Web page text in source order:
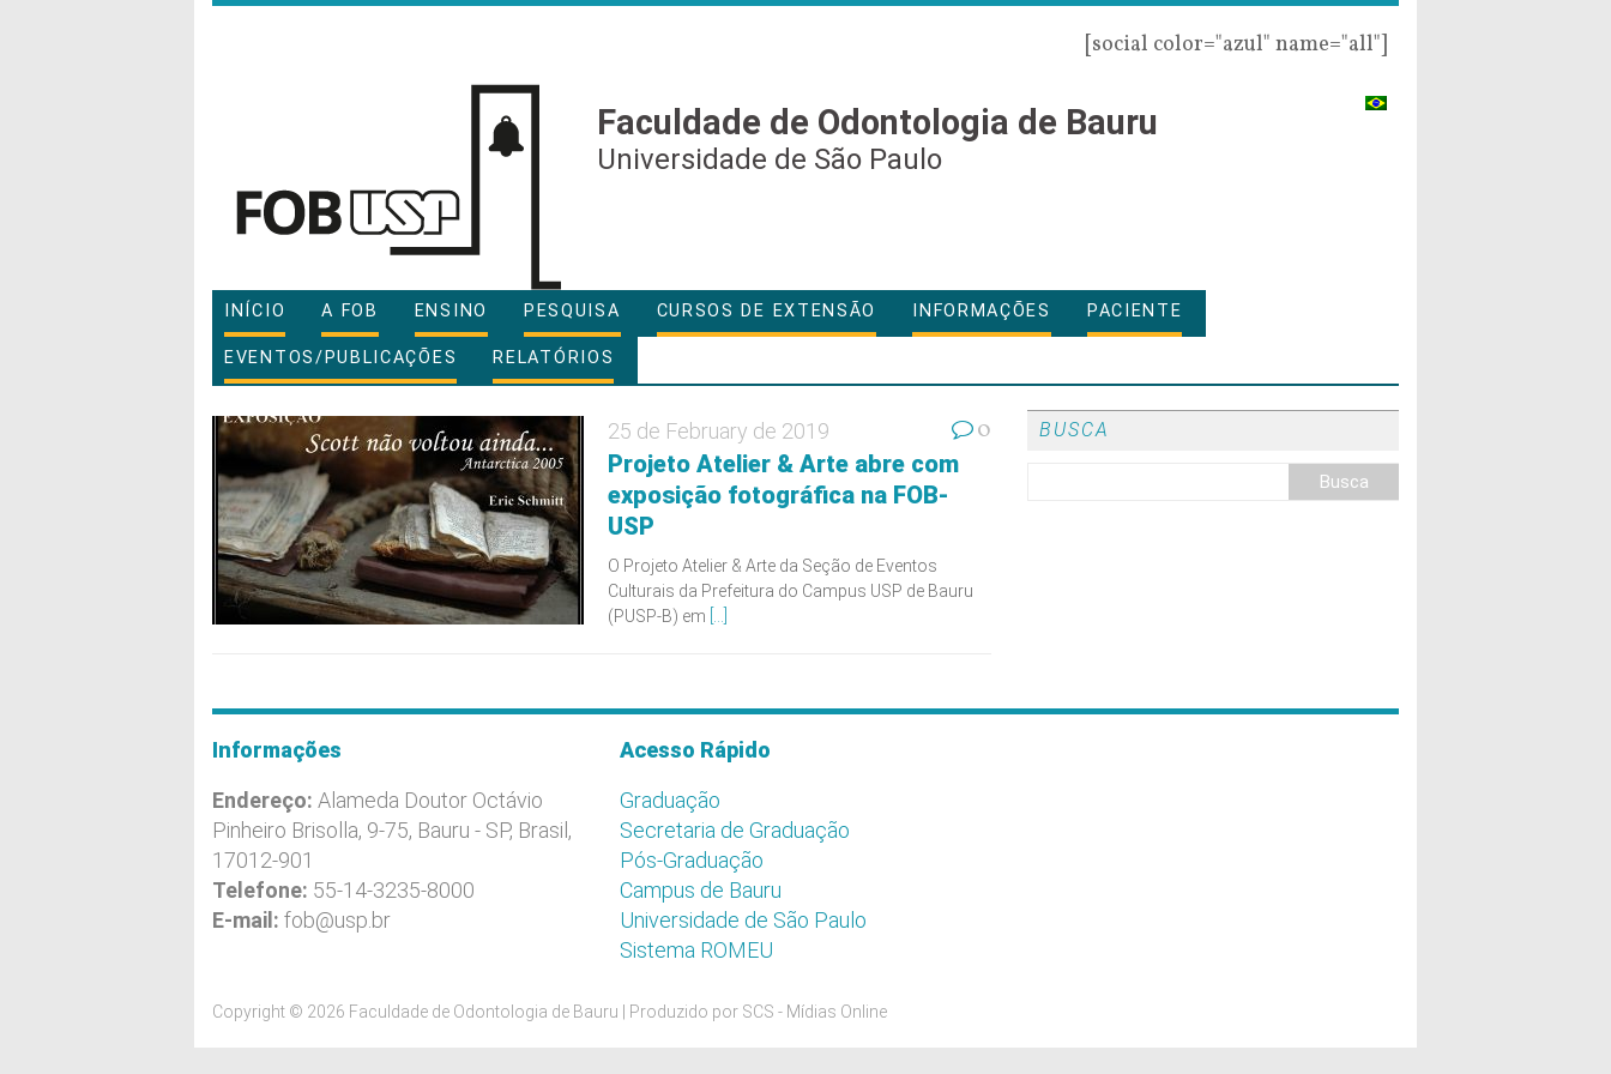
[social color="azul" name="all"]
Faculdade de Odontologia de Bauru
Universidade de São Paulo
INÍCIO A FOB ENSINO PESQUISA CURSOS DE EXTENSÃO INFORMAÇÕES PACIENTE
EVENTOS/PUBLICAÇÕES RELATÓRIOS
25 de February de 2019 0
Projeto Atelier & Arte abre com
exposição fotográfica na FOB-
USP
O Projeto Atelier & Arte da Seção de Eventos
Culturais da Prefeitura do Campus USP de Bauru
(PUSP-B) em
BUSCA
Informações
Endereço: Alameda Doutor Octávio
Pinheiro Brisolla, 9-75, Bauru - SP, Brasil,
17012-901
Telefone: 55-14-3235-8000
E-mail: fob@usp.br
Acesso Rápido
Graduação
Secretaria de Graduação
Pós-Graduação
Campus de Bauru
Universidade de São Paulo
Sistema ROMEU
Copyright © 2026 Faculdade de Odontologia de Bauru | Produzido por SCS - Mídias Online